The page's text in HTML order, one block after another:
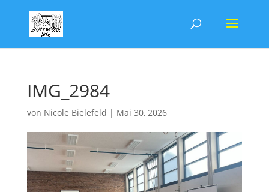
IMG_2984
von Nicole Bielefeld | Mai 30, 2026